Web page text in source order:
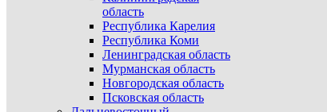
область
Республика Карелия
Республика Коми
Ленинградская область
Мурманская область
Новгородская область
Псковская область